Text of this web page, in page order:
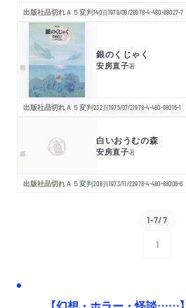
出版社品切れＡ５変判140頁1979/09/28978-4-480-88027-7
銀のくじゃく
安房直子著
出版社品切れＡ５変判232頁1975/07/21978-4-480-88016-1
白いおうむの森
安房直子著
出版社品切れＡ５変判208頁1973/11/22978-4-480-88008-6
1-7/7
1